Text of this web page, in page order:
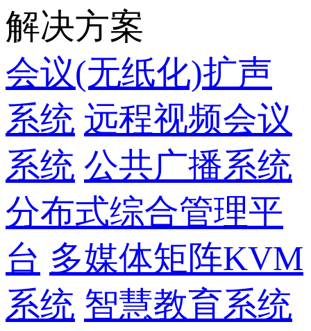
解决方案
会议(无纸化)扩声
系统 远程视频会议
系统 公共广播系统
分布式综合管理平
台 多媒体矩阵KVM
系统 智慧教育系统